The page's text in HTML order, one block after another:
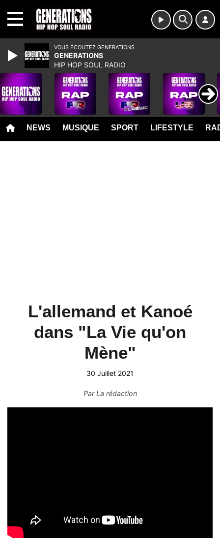
NEWS MUSIQUE SPORT LIFESTYLE
L'allemand et Kanoé
dans "La Vie qu'on
Mène"
30 Juillet 2021
ParLa rédaction
VOUS ÉCOUTEZ GENERATIONS
GENERATIONS
HIP HOP SOUL RADIO